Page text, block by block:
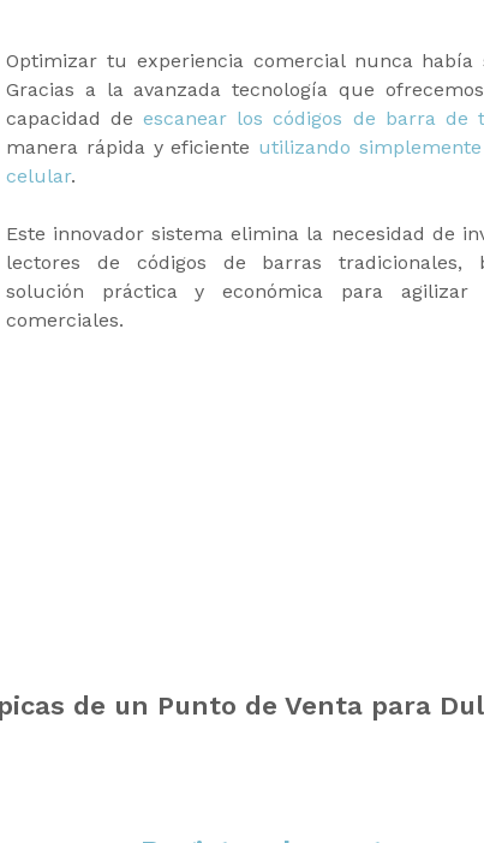
Optimizar tu experiencia comercial nunca había
Gracias a la avanzada tecnología que
capacidad de escanear los códigos de barra de
manera rápida y eficiente utilizando
celular.
Este innovador sistema elimina la necesidad de
lectores de códigos de barras tradicionales,
solución práctica y económica para agilizar
comerciales.
de un Punto de Venta para